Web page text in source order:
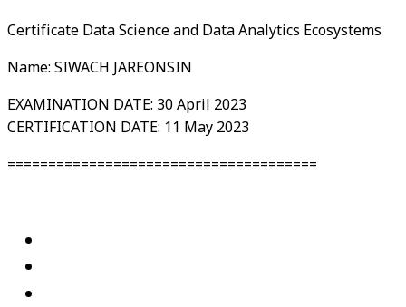
Certificate Data Science and Data Analytics Ecosystems
Name: SIWACH JAREONSIN
EXAMINATION DATE: 30 April 2023
CERTIFICATION DATE: 11 May 2023
======================================